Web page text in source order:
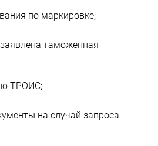
по маркировке;
таможенная
ТРОИС;
на случай запроса